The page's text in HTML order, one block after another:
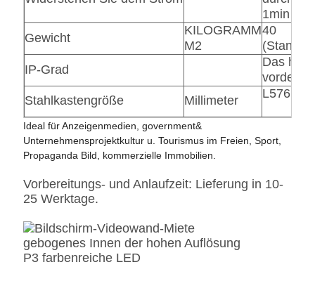
1min
Gewicht
KILOGRAMM
M2
40
IP-Grad
Das
vordere
Stahlkastengröße
Millimeter L576 x
Ideal für Anzeigenmedien, government&
Unternehmensprojektkultur u. Tourismus im Freien, Sport,
Propaganda Bild, kommerzielle Immobilien.
Vorbereitungs- und Anlaufzeit: Lieferung in 10-
25 Werktage.